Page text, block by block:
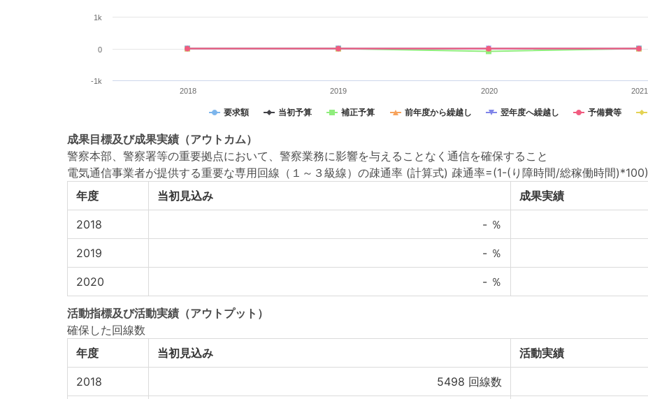
要求額 当初予算 補正予算 前年度から繰越し 翌年度へ繰越し 予備費等
2018 2019 2020 2021
-1k
0
1k
成果目標及び成果実績 （アウトカム）
警察本部、警察署等の重要拠点において、警察業務に影響を与えることなく通信を確保すること
電気通信事業者が提供する重要な専用回線（１～３級線）の疎通率 (計算式) 疎通率=(1-(り障時間/総稼働時間)*100)
年度
当初見込み 成果実績
2018 - ％
2019 - ％
2020 - ％
活動指標及び活動実績 （アウトプット）
確保した回線数
年度
当初見込み 活動実績
2018 5498 回線数